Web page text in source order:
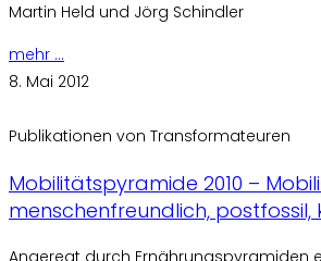
Martin Held und Jörg Schindler
mehr ...
8. Mai 2012
Publikationen von Transformateuren
Mobilitätspyramide 2010 –
menschenfreundlich,